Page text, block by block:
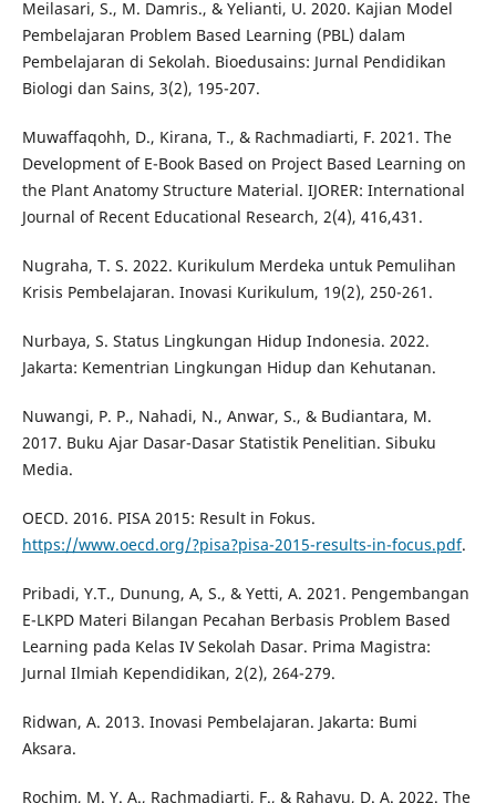
Meilasari, S., M. Damris., & Yelianti, U. 2020. Kajian Model
Pembelajaran Problem Based Learning (PBL) dalam
Pembelajaran di Sekolah. Bioedusains: Jurnal Pendidikan
Biologi dan Sains, 3(2), 195-207.
Muwaffaqohh, D., Kirana, T., & Rachmadiarti, F. 2021. The
Development of E-Book Based on Project Based Learning on
the Plant Anatomy Structure Material. IJORER: International
Journal of Recent Educational Research, 2(4), 416,431.
Nugraha, T. S. 2022. Kurikulum Merdeka untuk Pemulihan
Krisis Pembelajaran. Inovasi Kurikulum, 19(2), 250-261.
Nurbaya, S. Status Lingkungan Hidup Indonesia. 2022.
Jakarta: Kementrian Lingkungan Hidup dan Kehutanan.
Nuwangi, P. P., Nahadi, N., Anwar, S., & Budiantara, M.
2017. Buku Ajar Dasar-Dasar Statistik Penelitian. Sibuku
Media.
OECD. 2016. PISA 2015: Result in Fokus.
https://www.oecd.org/?pisa?pisa-2015-results-in-focus.pdf.
Pribadi, Y.T., Dunung, A, S., & Yetti, A. 2021. Pengembangan
E-LKPD Materi Bilangan Pecahan Berbasis Problem Based
Learning pada Kelas IV Sekolah Dasar. Prima Magistra:
Jurnal Ilmiah Kependidikan, 2(2), 264-279.
Ridwan, A. 2013. Inovasi Pembelajaran. Jakarta: Bumi
Aksara.
Rochim, M. Y. A., Rachmadiarti, F., & Rahayu, D. A. 2022. The